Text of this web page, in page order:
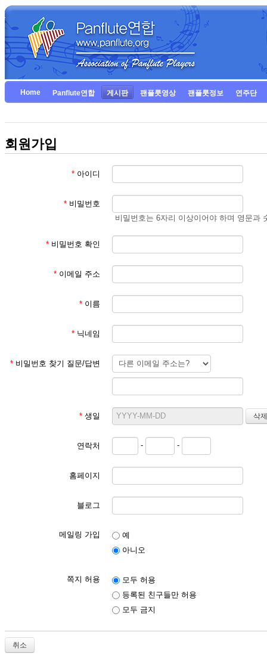
Home Panflute연합 게시판 팬플룻영상 팬플룻정보 연주단
회원가입
* 아이디
* 비밀번호
비밀번호는 6자리 이상이어야 하며 영문과
* 비밀번호 확인
* 이메일 주소
* 이름
* 닉네임
* 비밀번호 찾기 질문/답변
* 생일
연락처 - -
홈페이지
블로그
메일링 가입
예
아니오
쪽지 허용
모두 허용
등록된 친구들만 허용
모두 금지
취소